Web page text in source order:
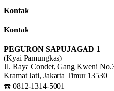
Kontak
Kontak
PEGURON SAPUJAGAD 1
(Kyai Pamungkas)
Jl. Raya Condet, Gang Kweni
Kramat Jati, Jakarta Timur 13530
☎️ 0812-1314-5001